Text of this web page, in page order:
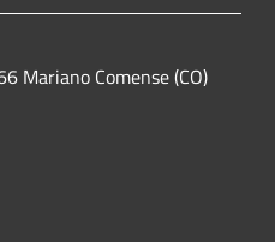
Mariano Comense (CO)